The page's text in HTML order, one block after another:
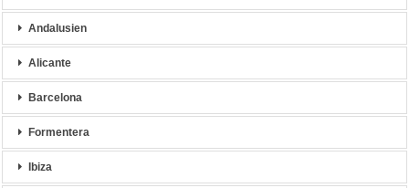
Andalusien
Alicante
Barcelona
Formentera
Ibiza